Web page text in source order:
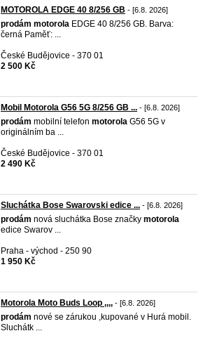
MOTOROLA EDGE 40 8/256 GB - [6.8. 2026]
prodám motorola EDGE 40 8/256 GB. Barva:
černá Paměť: ...
České Budějovice - 370 01
2 500 Kč
Mobil Motorola G56 5G 8/256 GB ... - [6.8. 2026]
prodám mobilní telefon motorola G56 5G v
originálním ba ...
České Budějovice - 370 01
2 490 Kč
Sluchátka Bose Swarovski edice ... - [6.8. 2026]
prodám nová sluchátka Bose značky motorola
edice Swarov ...
Praha - východ - 250 90
1 950 Kč
Motorola Moto Buds Loop ,,,, - [6.8. 2026]
prodám nové se zárukou ,kupované v Hurá mobil.
Sluchátk ...